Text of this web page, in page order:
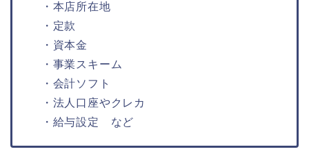
・本店所在地
・定款
・資本金
・事業スキーム
・会計ソフト
・法人口座やクレカ
・給与設定 など